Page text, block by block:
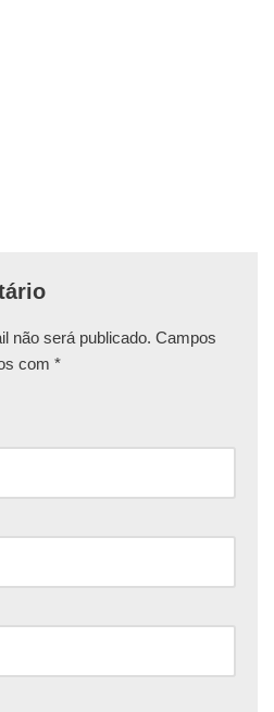
não será publicado. Campos
com *